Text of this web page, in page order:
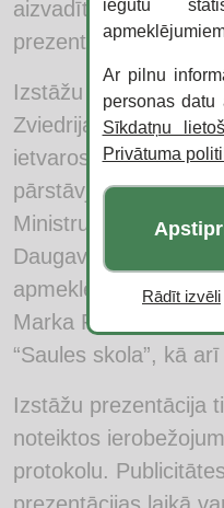
aizvadīts 23.
prezentācijas.
Izstāžu
Zviedrijas
ietvaros. Zviedrijas
pārstāvji no
Ministru padomes
Daugavpils pilsētas
apmeklēs
Marka Rotko
“Saules skola”, kā
Izstāžu prezentācija
noteiktos
protokolu.
iegūtu
Ar pilnu
personas datu
Sīkdatņu
Privātuma
Rādīt izvēli